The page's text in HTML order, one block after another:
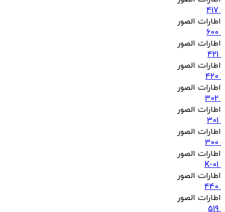
417
اطارات الصور
600
اطارات الصور
421
اطارات الصور
420
اطارات الصور
302
اطارات الصور
301
اطارات الصور
300
اطارات الصور
K-01
اطارات الصور
440
اطارات الصور
519